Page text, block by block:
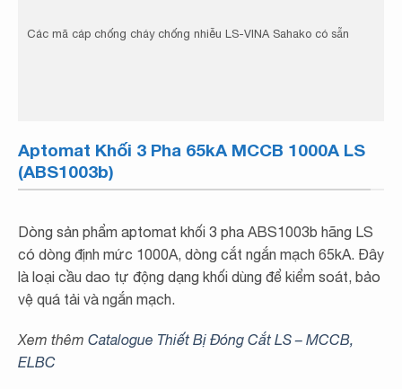
Các mã cáp chống cháy chống nhiễu LS-VINA Sahako có sẵn
Aptomat Khối 3 Pha 65kA MCCB 1000A LS
(ABS1003b)
Dòng sản phẩm aptomat khối 3 pha ABS1003b hãng LS
có dòng định mức 1000A, dòng cắt ngắn mạch 65kA. Đây
là loại cầu dao tự động dạng khối dùng để kiểm soát, bảo
vệ quá tải và ngắn mạch.
Xem thêm Catalogue Thiết Bị Đóng Cắt LS – MCCB,
ELBC